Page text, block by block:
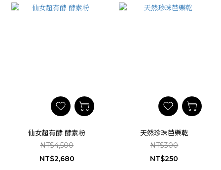
仙女超有酵 酵素粉
NT$4,500
NT$2,680
天然珍珠芭樂乾
NT$300
NT$250